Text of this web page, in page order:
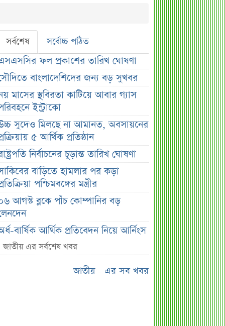
সর্বশেষ সর্বোচ্চ পঠিত
ফল প্রকাশের তারিখ ঘোষণা
বাংলাদেশিদের জন্য বড় সুখবর
মাসের স্থবিরতা কাটিয়ে আবার গ্যাস
ইন্ট্রাকো
সুদেও মিলছে না আমানত, অবসায়নের
৫ আর্থিক প্রতিষ্ঠান
নির্বাচনের চূড়ান্ত তারিখ ঘোষণা
বাড়িতে হামলার পর কড়া
পশ্চিমবঙ্গের মন্ত্রীর
আগস্ট ব্লকে পাঁচ কোম্পানির বড়
বার্ষিক আর্থিক প্রতিবেদন নিয়ে আর্নিংস
ডিসক্লোজার করবে ব্র্যাক ব্যাংক
জাতীয় এর সর্বশেষ খবর
জাতীয় - এর সব খবর